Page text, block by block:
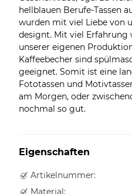
hellblauen Berufe-Tassen
wurden mit viel Liebe von
designt. Mit viel Erfahrung
unserer eigenen
Kaffeebecher sind
geeignet. Somit ist eine
Fototassen und
am Morgen, oder
nochmal so gut.
Eigenschaften
Artikelnummer:
Material: